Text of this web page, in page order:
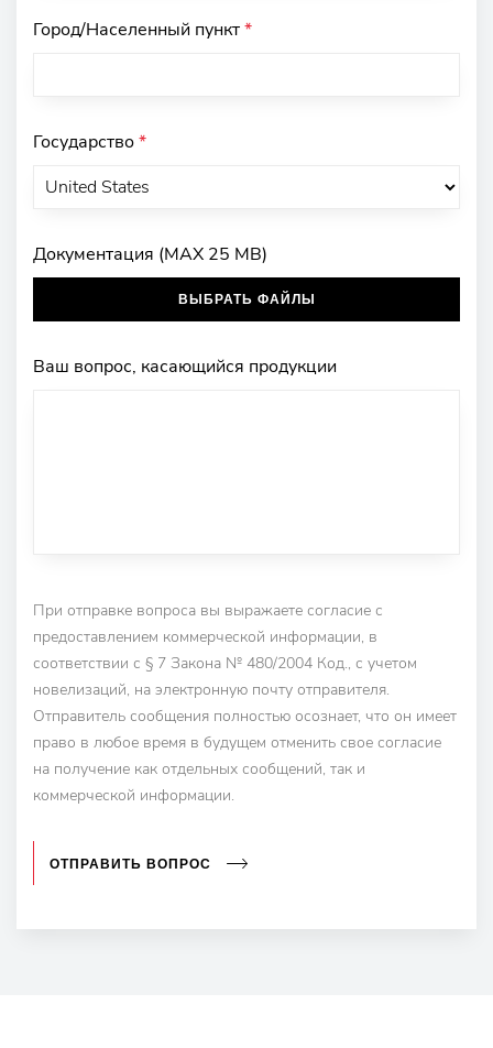
Город/Населенный пункт*
Государство*
Документация (MAX 25 MB)
ВЫБРАТЬ ФАЙЛЫ
Ваш вопрос, касающийся продукции
При отправке вопроса вы выражаете согласие с
предоставлением коммерческой информации, в
соответствии с § 7 Закона № 480/2004 Код., с учетом
новелизаций, на электронную почту отправителя.
Отправитель сообщения полностью осознает, что он имеет
право в любое время в будущем отменить свое согласие
на получение как отдельных сообщений, так и
коммерческой информации.
ОТПРАВИТЬ ВОПРОС